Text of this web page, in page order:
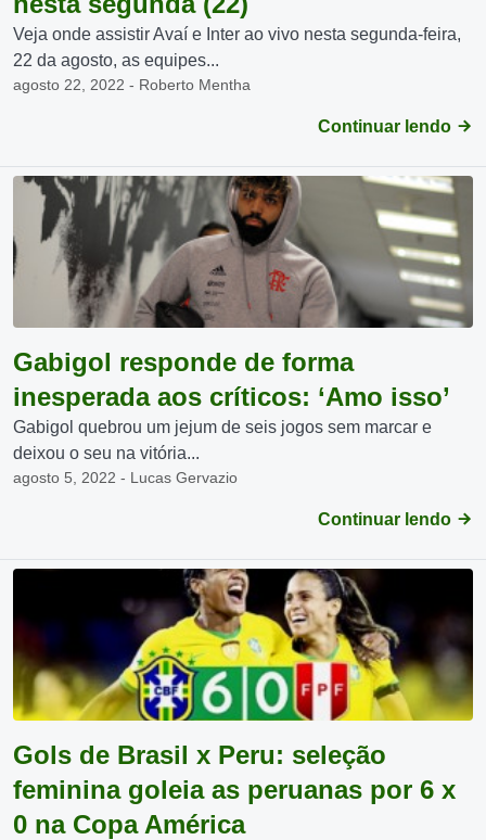
Veja onde assistir Avaí e Inter ao vivo nesta segunda-feira,
22 da agosto, as equipes...
agosto 22, 2022 - Roberto Mentha
Continuar lendo
Gabigol responde de forma
inesperada aos críticos: ‘Amo isso’
Gabigol quebrou um jejum de seis jogos sem marcar e
deixou o seu na vitória...
agosto 5, 2022 - Lucas Gervazio
Continuar lendo
Gols de Brasil x Peru: seleção
feminina goleia as peruanas por 6 x
0 na Copa América